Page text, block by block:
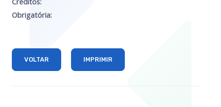
Obrigatória:
VOLTAR IMPRIMIR